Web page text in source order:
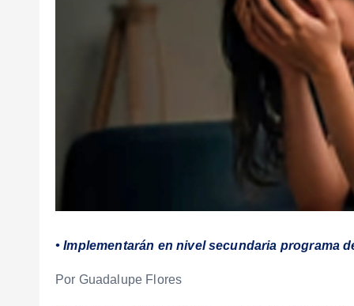
• Implementarán en nivel secundaria programa
Por Guadalupe Flores